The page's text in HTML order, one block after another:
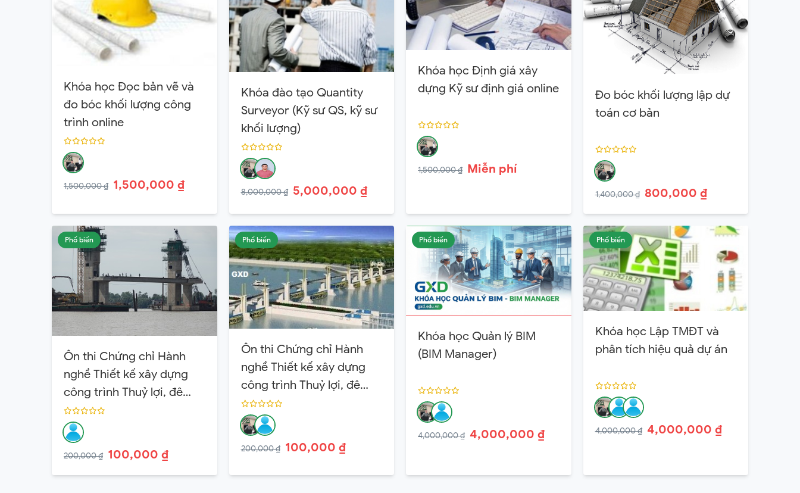
Khóa học Đọc bản vẽ và
đo bóc khối lượng công
trình online
1,500,000 ₫ 1,500,000 ₫
Khóa đào tạo Quantity
Surveyor (Kỹ sư QS, kỹ sư
khối lượng)
8,000,000 ₫ 5,000,000 ₫
Khóa học Định giá xây
dựng Kỹ sư định giá online
1,500,000 ₫ Miễn phí
Đo bóc khối lượng lập dự
toán cơ bản
1,400,000 ₫ 800,000 ₫
Phổ biến
Ôn thi Chứng chỉ Hành
nghề Thiết kế xây dựng
công trình Thuỷ lợi, đê
điều Hạng 2
200,000 ₫ 100,000 ₫
Phổ biến
Ôn thi Chứng chỉ Hành
nghề Thiết kế xây dựng
công trình Thuỷ lợi, đê
điều Hạng 3
200,000 ₫ 100,000 ₫
Phổ biến
Khóa học Quản lý BIM
(BIM Manager)
4,000,000 ₫ 4,000,000 ₫
Phổ biến
Khóa học Lập TMĐT và
phân tích hiệu quả dự án
4,000,000 ₫ 4,000,000 ₫